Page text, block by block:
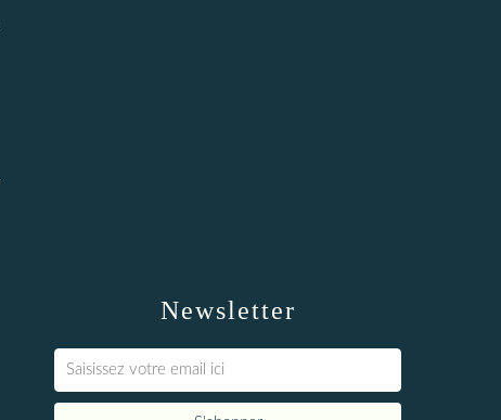
Newsletter